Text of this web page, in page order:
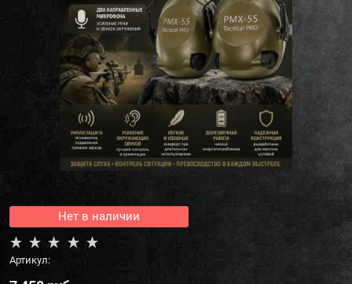
Нет в наличии
Артикул: